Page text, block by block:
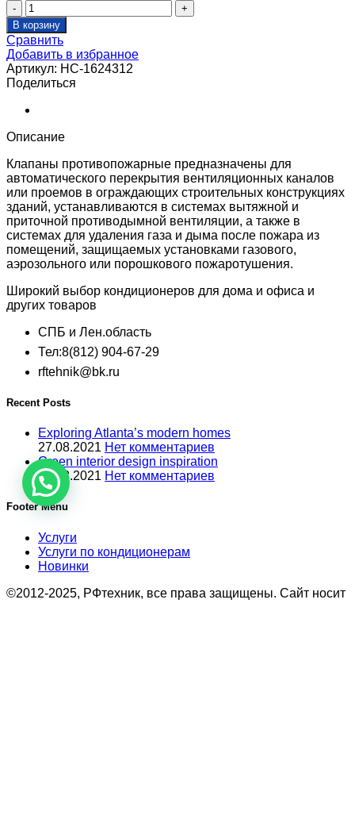
Количество
товара
Клапан
противопожарный
SHUFT
SHFDO-
90-
O-
MB230-
0-
Kl-
0
В корзину
Сравнить
Добавить в избранное
Артикул: НС-1624312
Поделиться
Описание
Клапаны противопожарные предназначены для
автоматического перекрытия вентиляционных каналов
или проемов в ограждающих строительных конструкциях
зданий, устанавливаются в системах вытяжной и
приточной противодымной вентиляции, а также в
системах для удаления газа и дыма после пожара из
помещений, защищаемых установками газового,
аэрозольного или порошкового пожаротушения.
Широкий выбор кондиционеров для дома и офиса и
других товаров
СПБ и Лен.область
Тел:8(812) 904-67-29
rftehnik@bk.ru
Recent Posts
Exploring Atlanta’s modern homes
27.08.2021 Нет комментариев
Green interior design inspiration
27.08.2021 Нет комментариев
Footer Menu
Услуги
Услуги по кондиционерам
Новинки
©2012-2025, РФтехник, все права защищены. Сайт носит